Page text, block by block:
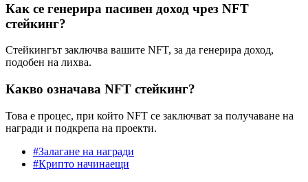
Как се генерира пасивен доход чрез NFT
стейкинг?
Стейкингът заключва вашите NFT, за да генерира доход,
подобен на лихва.
Какво означава NFT стейкинг?
Това е процес, при който NFT се заключват за получаване на
награди и подкрепа на проекти.
#Залагане на награди
#Крипто начинаещи